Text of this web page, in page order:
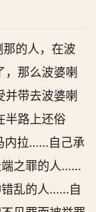
的人，在波
，那么波婆喇
并带去波婆喇
半路上还俗
内拉……自己承
之罪的人……
乱的人……自